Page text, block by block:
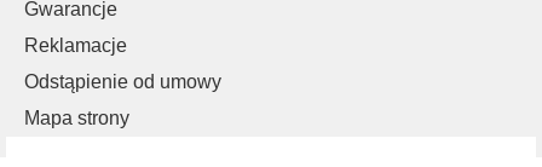
Gwarancje
Reklamacje
Odstąpienie od umowy
Mapa strony